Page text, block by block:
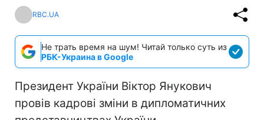
RBC.UA
Не трать время на шум! Читай только суть из
РБК-Украина в Google
Президент України Віктор Янукович
провів кадрові зміни в дипломатичних